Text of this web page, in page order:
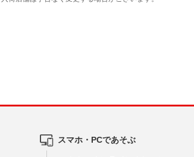
スマホ・PCであそぶ